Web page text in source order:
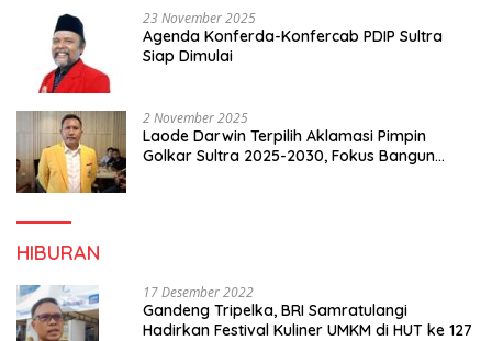
23 November 2025
Agenda Konferda-Konfercab PDIP Sultra
Siap Dimulai
2 November 2025
Laode Darwin Terpilih Aklamasi Pimpin
Golkar Sultra 2025-2030, Fokus Bangun
HIBURAN
17 Desember 2022
Gandeng Tripelka, BRI Samratulangi
Hadirkan Festival Kuliner UMKM di HUT ke 127